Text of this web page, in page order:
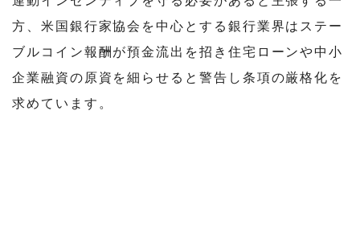
方、米国銀行家協会を中心とする銀行業界はステー
ブルコイン報酬が預金流出を招き住宅ローンや中小
企業融資の原資を細らせると警告し条項の厳格化を
求めています。